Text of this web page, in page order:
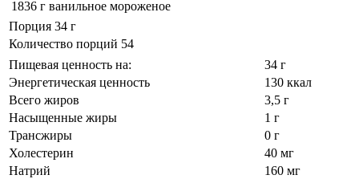
1836 г ванильное мороженое
Порция 34 г
Количество порций 54
Пищевая ценность на:
34 г
Энергетическая ценность
130 ккал
Всего жиров
3,5 г
Насыщенные жиры
1 г
Трансжиры
0 г
Холестерин
40 мг
Натрий
160 мг